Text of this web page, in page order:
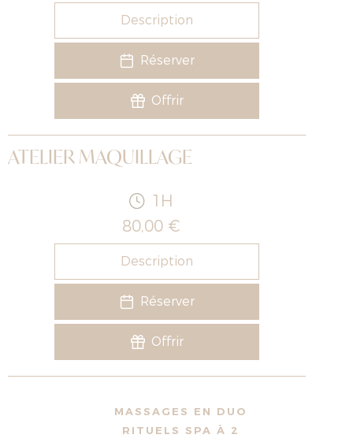
Description
Réserver
Offrir
ATELIER MAQUILLAGE
1H
80,00 €
Description
Réserver
Offrir
MASSAGES EN DUO
RITUELS SPA À 2